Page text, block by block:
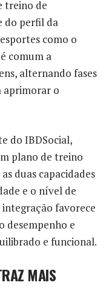
treino de
do perfil da
como o
comum a
alternando fases
aprimorar o
do IBDSocial,
plano de treino
duas capacidades
e o nível de
favorece
desempenho e
e funcional.
MAIS